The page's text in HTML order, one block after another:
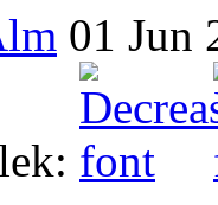
01 Jun